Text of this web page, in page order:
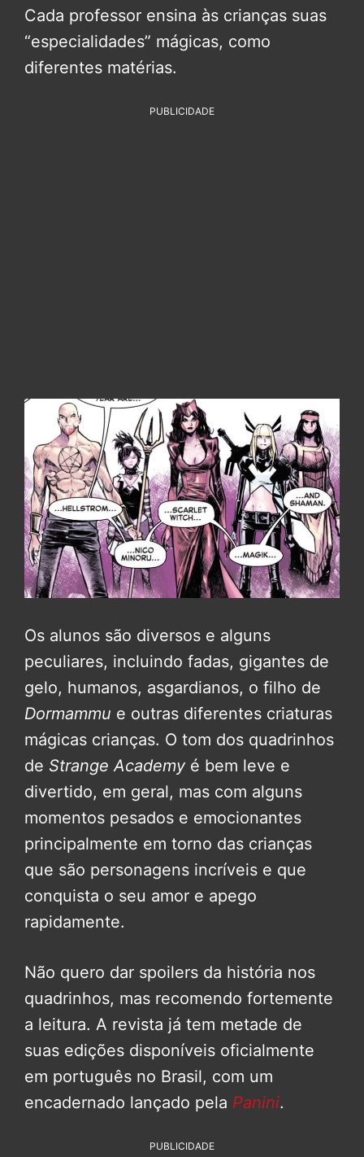
Cada professor ensina às crianças suas
“especialidades” mágicas, como
diferentes matérias.
PUBLICIDADE
Os alunos são diversos e alguns
peculiares, incluindo fadas, gigantes de
gelo, humanos, asgardianos, o filho de
Dormammu e outras diferentes criaturas
mágicas crianças. O tom dos quadrinhos
de Strange Academy é bem leve e
divertido, em geral, mas com alguns
momentos pesados e emocionantes
principalmente em torno das crianças
que são personagens incríveis e que
conquista o seu amor e apego
rapidamente.
Não quero dar spoilers da história nos
quadrinhos, mas recomendo fortemente
a leitura. A revista já tem metade de
suas edições disponíveis oficialmente
em português no Brasil, com um
encadernado lançado pela Panini.
PUBLICIDADE